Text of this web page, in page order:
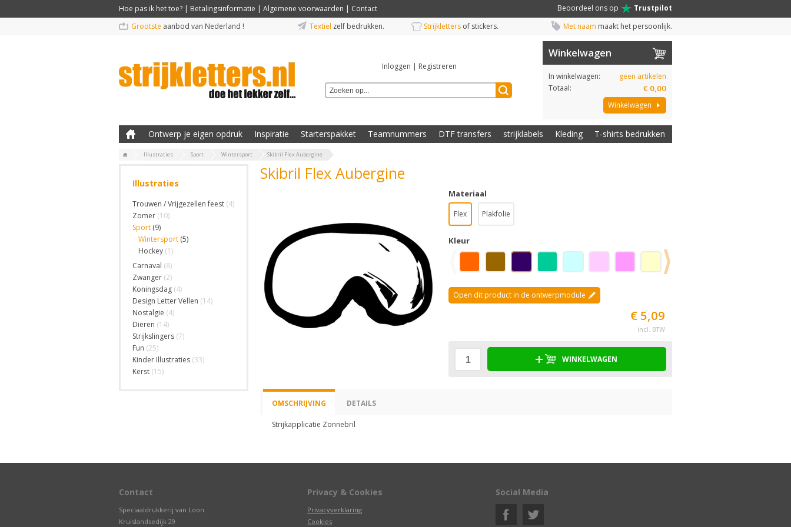
Hoe pas ik het toe? | Betalingsinformatie | Algemene voorwaarden | Contact Beoordeel ons op
Trustpilot
Grootste aanbod van Nederland ! Textiel zelf bedrukken. Strijkletters of stickers. Met naam maakt het persoonlijk.
Inloggen | Registreren
Winkelwagen
In winkelwagen:
geen artikelen
Totaal:
€ 0,00
Winkelwagen
Ontwerp je eigen opdruk Inspiratie Starterspakket Teamnummers DTF transfers strijklabels Kleding T-shirts bedrukken
Illustraties Sport Wintersport Skibril Flex Aubergine
Illustraties
Trouwen / Vrijgezellen feest (4)
Zomer (10)
Sport (9)
Wintersport (5)
Hockey (1)
Carnaval (8)
Zwanger (2)
Koningsdag (4)
Design Letter Vellen (14)
Nostalgie (4)
Dieren (14)
Strijkslingers (7)
Fun (25)
Kinder Illustraties (33)
Kerst (15)
Skibril Flex Aubergine
Materiaal
Flex Plakfolie
Kleur
Open dit product in de ontwerpmodule
€ 5,09
incl. BTW
WINKELWAGEN
OMSCHRIJVING DETAILS
Strijkapplicatie Zonnebril
Contact
Speciaaldrukkerij van Loon
Kruislandsedijk 29
Privacy & Cookies
Privacyverklaring
Cookies
Social Media